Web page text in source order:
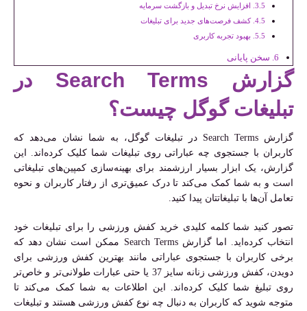
افزایش نرخ تبدیل و بازگشت سرمایه
کشف فرصت‌های جدید برای تبلیغات
بهبود تجربه کاربری
سخن پایانی
گزارش Search Terms در
تبلیغات گوگل چیست؟
گزارش Search Terms در تبلیغات گوگل، به شما نشان می‌دهد که
کاربران با جستجوی چه عباراتی روی تبلیغات شما کلیک کرده‌اند. این
گزارش، یک ابزار بسیار ارزشمند برای بهینه‌سازی کمپین‌های تبلیغاتی
است و به شما کمک می‌کند تا درک عمیق‌تری از رفتار کاربران و نحوه
تعامل آن‌ها با تبلیغاتتان پیدا کنید.
تصور کنید شما کلمه کلیدی خرید کفش ورزشی را برای تبلیغات خود
انتخاب کرده‌اید. اما گزارش Search Terms ممکن است نشان دهد که
برخی کاربران با جستجوی عباراتی مانند بهترین کفش ورزشی برای
دویدن، کفش ورزشی زنانه سایز 37 یا حتی عبارات طولانی‌تر و خاص‌تر
روی تبلیغ شما کلیک کرده‌اند. این اطلاعات به شما کمک می‌کند تا
متوجه شوید که کاربران به دنبال چه نوع کفش ورزشی هستند و تبلیغات